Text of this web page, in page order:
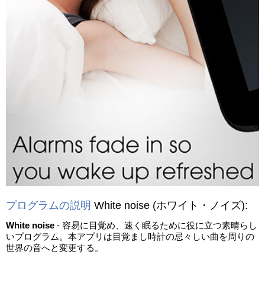
プログラムの説明 White noise (ホワイト・ノイズ):
White noise - 容易に目覚め、速く眠るために役に立つ素晴らし
いプログラム。本アプリは目覚まし時計の忌々しい曲を周りの
世界の音へと変更する。